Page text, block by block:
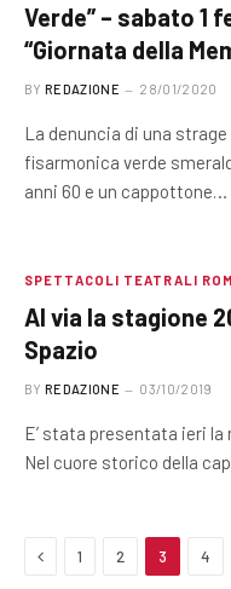
Verde” – sabato 1
“Giornata della
BY REDAZIONE 28/01/2020
La denuncia di una
fisarmonica verde
anni 60 e un cappottone…
SPETTACOLI TEATRALI
Al via la stagione
Spazio
BY REDAZIONE 03/10/2019
E’ stata presentata ieri la
Nel cuore storico della
Previous
1 2 3 4